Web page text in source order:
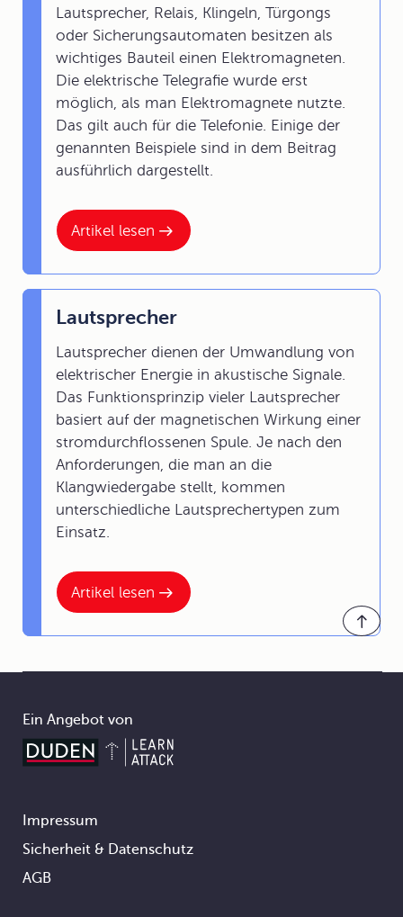
Artikel lesen
Lautsprecher, Relais, Klingeln, Türgongs
oder Sicherungsautomaten besitzen als
wichtiges Bauteil einen Elektromagneten.
Die elektrische Telegrafie wurde erst
möglich, als man Elektromagnete nutzte.
Das gilt auch für die Telefonie. Einige der
genannten Beispiele sind in dem Beitrag
ausführlich dargestellt.
Artikel lesen
Lautsprecher
Lautsprecher dienen der Umwandlung von
elektrischer Energie in akustische Signale.
Das Funktionsprinzip vieler Lautsprecher
basiert auf der magnetischen Wirkung einer
stromdurchflossenen Spule. Je nach den
Anforderungen, die man an die
Klangwiedergabe stellt, kommen
unterschiedliche Lautsprechertypen zum
Einsatz.
Ein Angebot von
Footer
Impressum
Sicherheit & Datenschutz
AGB